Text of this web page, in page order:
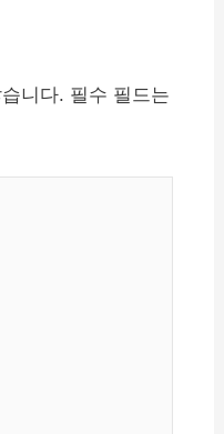
니다. 필수 필드는